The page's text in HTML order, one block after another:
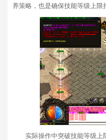
养策略，也是确保技能等级上限
实际操作中突破技能等级上